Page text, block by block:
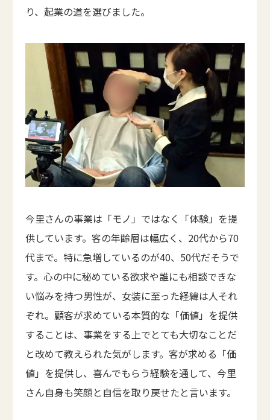
り、起業の道を選びました。
今里さんの事業は「モノ」ではなく「体験」を提
供しています。客の年齢層は幅広く、20代から70
代まで。特に急増しているのが40、50代だそうで
す。心の中に秘めている欲求や誰にも相談できな
い悩みを持つ男性が、女装に至った経緯は人それ
ぞれ。顧客が求めている本質的な「価値」を提供
することは、事業をする上でとても大切なことだ
と改めて教えられた気がします。客が求める「価
値」を提供し、喜んでもらう経験を通して、今里
さん自身も笑顔と自信を取り戻せたと言います。